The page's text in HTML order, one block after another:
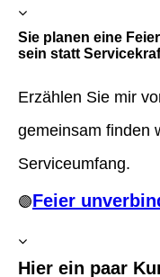
Sie planen eine
sein statt
Erzählen Sie mir
gemeinsam finden
Serviceumfang.
🟣Feier
Hier ein paar